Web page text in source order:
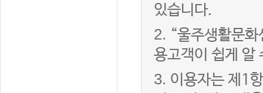
있습니다.
2. “울주생활문
용고객이 쉽게 알
3. 이용자는 제1